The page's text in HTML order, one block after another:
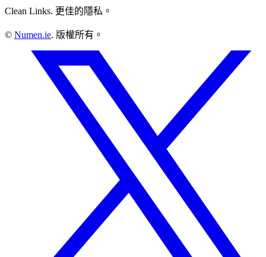
Clean Links. 更佳的隱私。
© Numen.ie. 版權所有。